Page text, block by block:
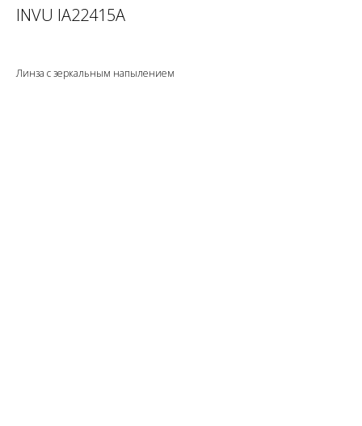
INVU IA22415A
Линза с зеркальным напылением